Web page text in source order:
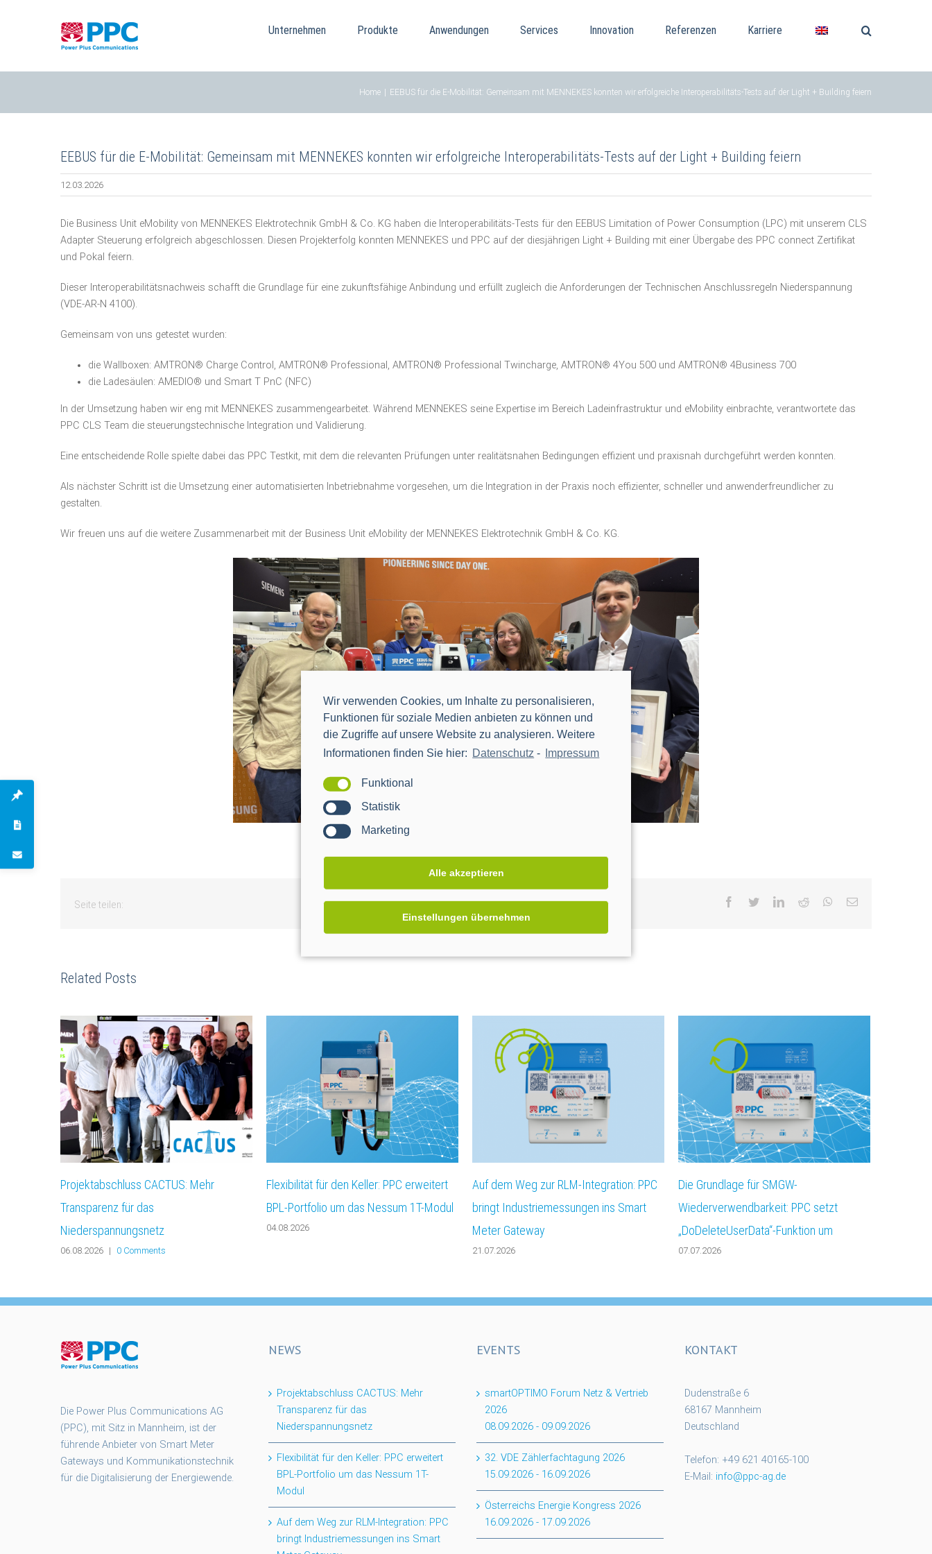
Wir verwenden Cookies, um Inhalte zu personalisieren,
Funktionen für soziale Medien anbieten zu können und
die Zugriffe auf unsere Website zu analysieren. Weitere
Informationen finden Sie hier: Datenschutz - Impressum
Funktional
Statistik
Marketing
Alle akzeptieren
Einstellungen übernehmen
Unternehmen Produkte Anwendungen Services Innovation Referenzen Karriere
Home EEBUS für die E-Mobilität: Gemeinsam mit MENNEKES konnten wir erfolgreiche Interoperabilitäts-Tests auf der Light + Building feiern
EEBUS für die E-Mobilität: Gemeinsam mit MENNEKES konnten wir erfolgreiche Interoperabilitäts-Tests auf der Light + Building feiern
12.03.2026
Die Business Unit eMobility von MENNEKES Elektrotechnik GmbH & Co. KG haben die Interoperabilitäts-Tests für den EEBUS Limitation of Power Consumption (LPC) mit unserem CLS
Adapter Steuerung erfolgreich abgeschlossen. Diesen Projekterfolg konnten MENNEKES und PPC auf der diesjährigen Light + Building mit einer Übergabe des PPC connect Zertifikat
und Pokal feiern.
Dieser Interoperabilitätsnachweis schafft die Grundlage für eine zukunftsfähige Anbindung und erfüllt zugleich die Anforderungen der Technischen Anschlussregeln Niederspannung
(VDE-AR-N 4100).
Gemeinsam von uns getestet wurden:
die Wallboxen: AMTRON® Charge Control, AMTRON® Professional, AMTRON® Professional Twincharge, AMTRON® 4You 500 und AMTRON® 4Business 700
die Ladesäulen: AMEDIO® und Smart T PnC (NFC)
In der Umsetzung haben wir eng mit MENNEKES zusammengearbeitet. Während MENNEKES seine Expertise im Bereich Ladeinfrastruktur und eMobility einbrachte, verantwortete das
PPC CLS Team die steuerungstechnische Integration und Validierung.
Eine entscheidende Rolle spielte dabei das PPC Testkit, mit dem die relevanten Prüfungen unter realitätsnahen Bedingungen effizient und praxisnah durchgeführt werden konnten.
Als nächster Schritt ist die Umsetzung einer automatisierten Inbetriebnahme vorgesehen, um die Integration in der Praxis noch effizienter, schneller und anwenderfreundlicher zu
gestalten.
Wir freuen uns auf die weitere Zusammenarbeit mit der Business Unit eMobility der MENNEKES Elektrotechnik GmbH & Co. KG.
Seite teilen: facebooktwitterlinkedinreddit whatsappEmail
Related Posts
Projektabschluss CACTUS: Mehr
Transparenz für das
Niederspannungsnetz
06.08.2026 | 0 Comments
Flexibilität für den Keller: PPC erweitert
BPL-Portfolio um das Nessum 1T-Modul
04.08.2026
Auf dem Weg zur RLM-Integration: PPC
bringt Industriemessungen ins Smart
Meter Gateway
21.07.2026
Die Grundlage für SMGW-
Wiederverwendbarkeit: PPC setzt
„DoDeleteUserData“-Funktion um
07.07.2026
Die Power Plus Communications AG
(PPC), mit Sitz in Mannheim, ist der
führende Anbieter von Smart Meter
Gateways und Kommunikationstechnik
für die Digitalisierung der Energiewende.
NEWS
Projektabschluss CACTUS: Mehr
Transparenz für das
Niederspannungsnetz
Flexibilität für den Keller: PPC erweitert
BPL-Portfolio um das Nessum 1T-
Modul
Auf dem Weg zur RLM-Integration: PPC
bringt Industriemessungen ins Smart
EVENTS
smartOPTIMO Forum Netz & Vertrieb
2026
08.09.2026 - 09.09.2026
32. VDE Zählerfachtagung 2026
15.09.2026 - 16.09.2026
Österreichs Energie Kongress 2026
16.09.2026 - 17.09.2026
KONTAKT
Dudenstraße 6
68167 Mannheim
Deutschland
Telefon: +49 621 40165-100
E-Mail: info@ppc-ag.de